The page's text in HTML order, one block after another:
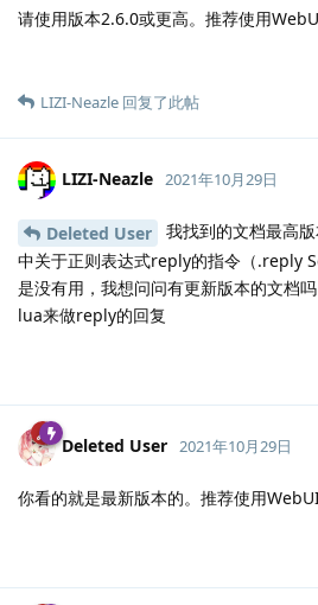
请使用版本2.6.0或更高。推荐使用
LIZI-Neazle 回复了此帖
LIZI-Neazle 2021年10月29日
Deleted User
我找到的文档最高
中关于正则表达式reply的指令（.reply
是没有用，我想问问有更新版本的文档
lua来做reply的回复
Deleted User 2021年10月29日
你看的就是最新版本的。推荐使用